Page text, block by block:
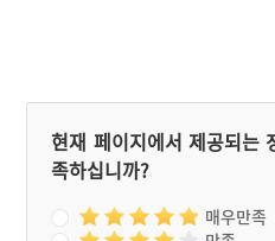
현재 페이지에서 제공되는
족하십니까?
매우만족